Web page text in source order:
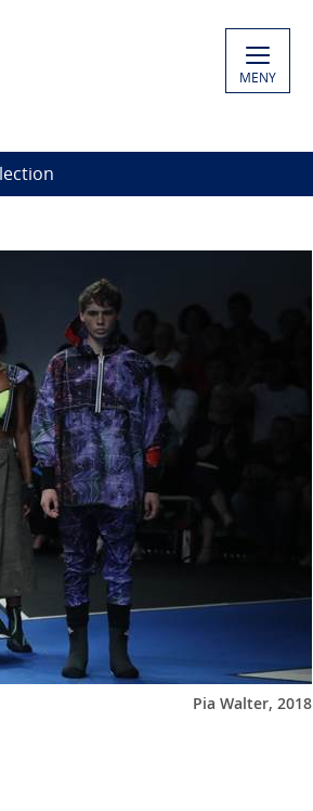
MENY
Pia Walter, 2018